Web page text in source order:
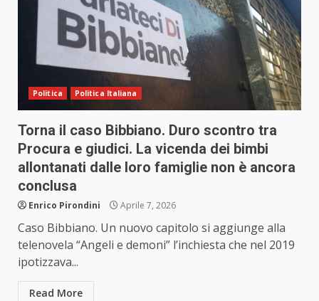
Politica Politica Italiana
Torna il caso Bibbiano. Duro scontro tra
Procura e giudici. La vicenda dei bimbi
allontanati dalle loro famiglie non è ancora
conclusa
Enrico Pirondini Aprile 7, 2026
Caso Bibbiano. Un nuovo capitolo si aggiunge alla
telenovela “Angeli e demoni” l’inchiesta che nel 2019
ipotizzava...
Read More